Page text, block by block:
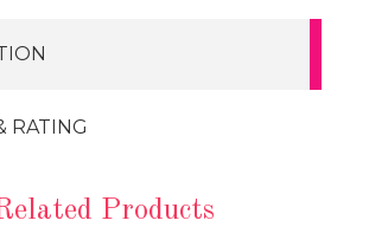
RATING
Products